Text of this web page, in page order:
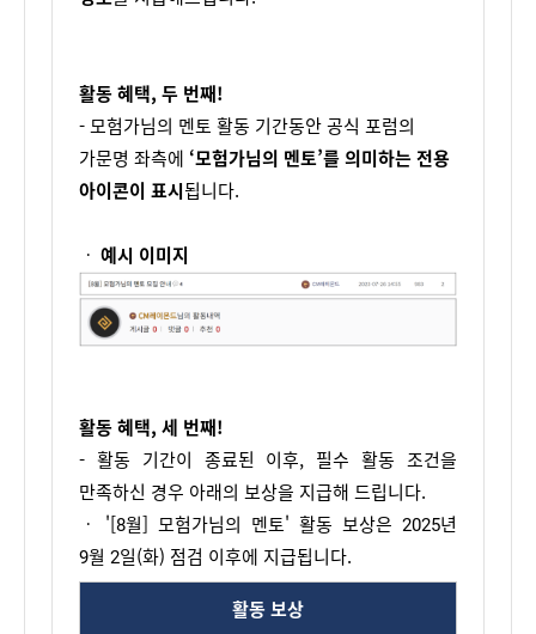
활동 혜택, 두 번째!
- 모험가님의 멘토 활동 기간동안 공식 포럼의
가문명 좌측에 ‘모험가님의 멘토’를 의미하는 전용
아이콘이 표시됩니다.
ㆍ 예시 이미지
활동 혜택, 세 번째!
- 활동 기간이 종료된 이후, 필수 활동 조건을
만족하신 경우 아래의 보상을 지급해 드립니다.
ㆍ '[8월] 모험가님의 멘토' 활동 보상은 2025년
9월 2일(화) 점검 이후에 지급됩니다.
활동 보상